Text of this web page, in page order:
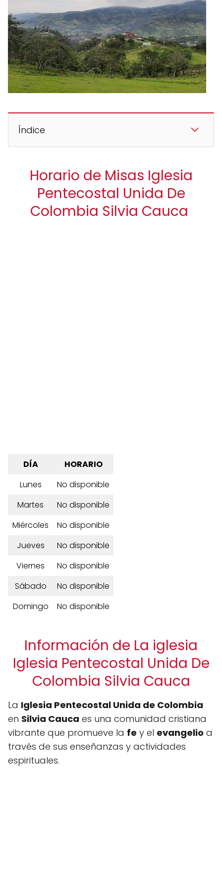
Índice
Horario de Misas Iglesia
Pentecostal Unida De
Colombia Silvia Cauca
DÍA
HORARIO
Lunes
No disponible
Martes
No disponible
Miércoles
No disponible
Jueves
No disponible
Viernes
No disponible
Sábado
No disponible
Domingo
No disponible
Información de La iglesia
Iglesia Pentecostal Unida De
Colombia Silvia Cauca
La Iglesia Pentecostal Unida de Colombia
en Silvia Cauca es una comunidad cristiana
vibrante que promueve la fe y el evangelio a
través de sus enseñanzas y actividades
espirituales.